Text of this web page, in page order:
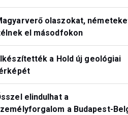
olaszokat,
el másodfokon
a Hold új geológiai
elindulhat a
a Budapest-